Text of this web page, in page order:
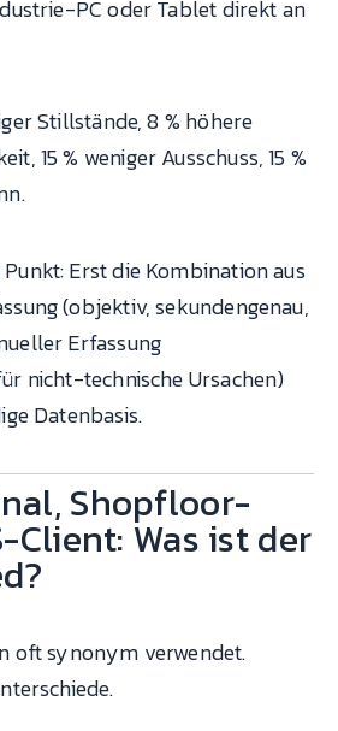
PC oder Tablet direkt an
Stillstände, 8 % höhere
15 % weniger Ausschuss, 15 %
Erst die Kombination aus
(objektiv, sekundengenau,
Erfassung
nicht-technische Ursachen)
Datenbasis.
Shopfloor-
Client: Was ist der
oft synonym verwendet.